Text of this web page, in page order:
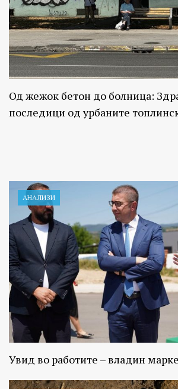
Од жежок бетон до болница:
последици од урбаните
АНАЛИЗИ
Увид во работите – владин